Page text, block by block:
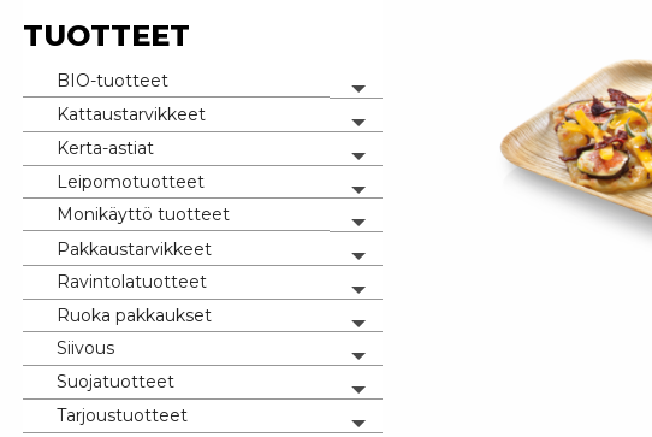
TUOTTEET
BIO-tuotteet
Toggle menu
Kattaustarvikkeet
Toggle menu
Kerta-astiat
Toggle menu
Leipomotuotteet
Toggle menu
Monikäyttö tuotteet
Toggle menu
Pakkaustarvikkeet
Toggle menu
Ravintolatuotteet
Toggle menu
Ruoka pakkaukset
Toggle menu
Siivous
Toggle menu
Suojatuotteet
Toggle menu
Tarjoustuotteet
Toggle menu